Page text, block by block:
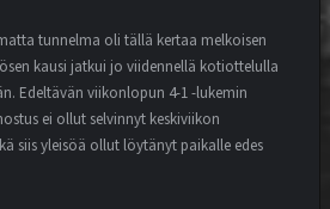
tunnelma oli tällä kertaa melkoisen
kausi jatkui jo viidennellä kotiottelulla
Edeltävän viikonlopun 4-1 -lukemin
ei ollut selvinnyt keskiviikon
siis yleisöä ollut löytänyt paikalle edes